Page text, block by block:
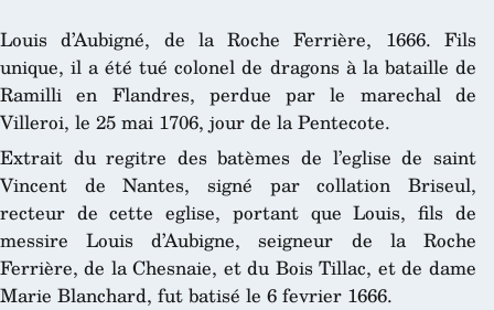
Louis d’Aubigné, de la Roche Ferrière, 1666. Fils
unique, il a été tué colonel de dragons à la bataille de
Ramilli en Flandres, perdue par le marechal de
Villeroi, le 25 mai 1706, jour de la Pentecote.
Extrait du regitre des batèmes de l’eglise de saint
Vincent de Nantes, signé par collation Briseul,
recteur de cette eglise, portant que Louis, fils de
messire Louis d’Aubigne, seigneur de la Roche
Ferrière, de la Chesnaie, et du Bois Tillac, et de dame
Marie Blanchard, fut batisé le 6 fevrier 1666.